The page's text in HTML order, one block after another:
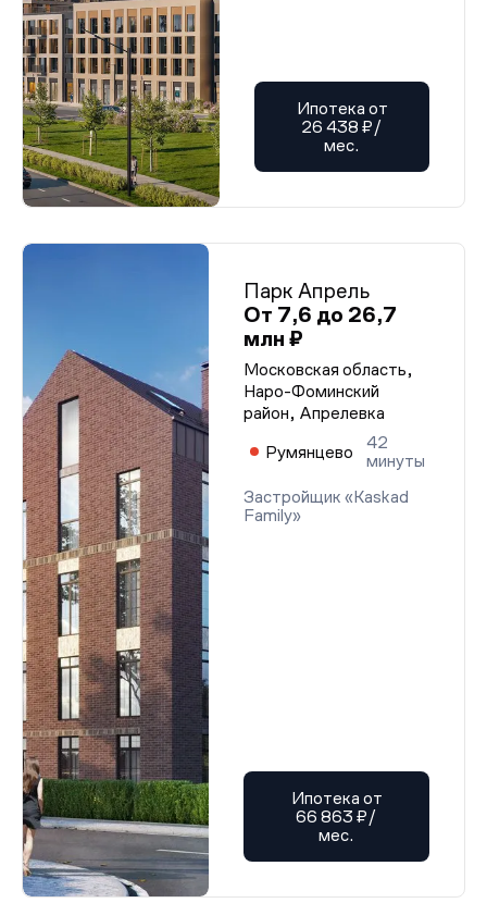
Ипотека от
26 438 ₽/
мес.
Парк Апрель
От 7,6 до 26,7
млн ₽
Московская область,
Наро-Фоминский
район, Апрелевка
Румянцево
42
минуты
Застройщик «Kaskad
Family»
Ипотека от
66 863 ₽/
мес.